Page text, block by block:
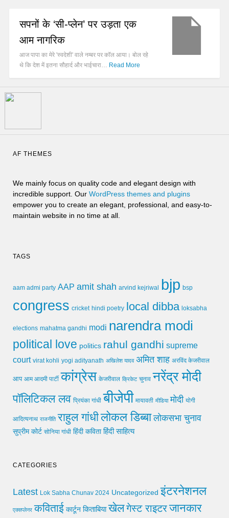
सपनों के ‘सी-प्लेन’ पर उड़ता एक
आम नागरिक
आज पापा का मेरे 'स्वदेशी' वाले नम्बर पर कॉल आया। बोल रहे
थे कि देश में इतना सौहार्द और भाईचारा… Read More
AF THEMES
We mainly focus on quality code and elegant design with
incredible support. Our WordPress themes and plugins
empower you to create an elegant, professional, and easy-to-
maintain website in no time at all.
TAGS
aam admi party AAP amit shah arvind kejriwal bjp bsp
congress cricket hindi poetry local dibba loksabha
elections mahatma gandhi modi narendra modi
political love politics rahul gandhi supreme
court virat kohli yogi adityanath अखिलेश यादव अमित शाह अरविंद केजरीवाल
आप आम आदमी पार्टी कांग्रेस केजरीवाल क्रिकेट चुनाव नरेंद्र मोदी
पॉलिटिकल लव प्रियंका गांधी बीजेपी मायावती मीडिया मोदी योगी
आदित्यनाथ राजनीति राहुल गांधीलोकल डिब्बा लोकसभा चुनाव
सुप्रीम कोर्ट सोनिया गांधी हिंदी कविता हिंदी साहित्य
CATEGORIES
Latest Lok Sabha Chunav 2024 Uncategorized इंटरनेशनल
एक्सप्लेनर कविताई कार्टून किताबिया खेलगेस्ट राइटरजानकार